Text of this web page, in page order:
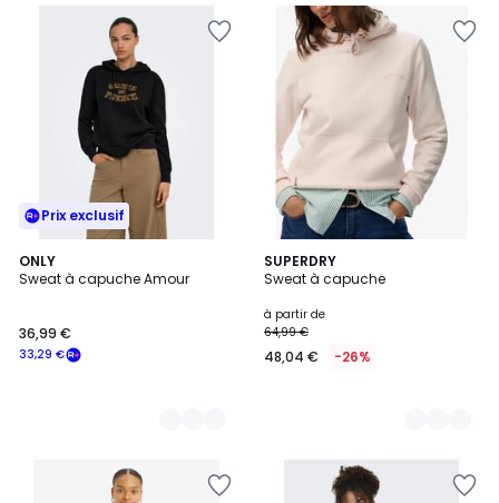
Prix exclusif
ONLY
Sweat à capuche Amour
33,29 €
36,99 €
2
Couleurs
SUPERDRY
Sweat à capuche
à partir de
64,99 €
48,04 € -26%
5
Couleurs